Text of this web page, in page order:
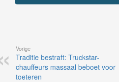
Vorige
Traditie bestraft: Truckstar-
chauffeurs massaal beboet voor
toeteren